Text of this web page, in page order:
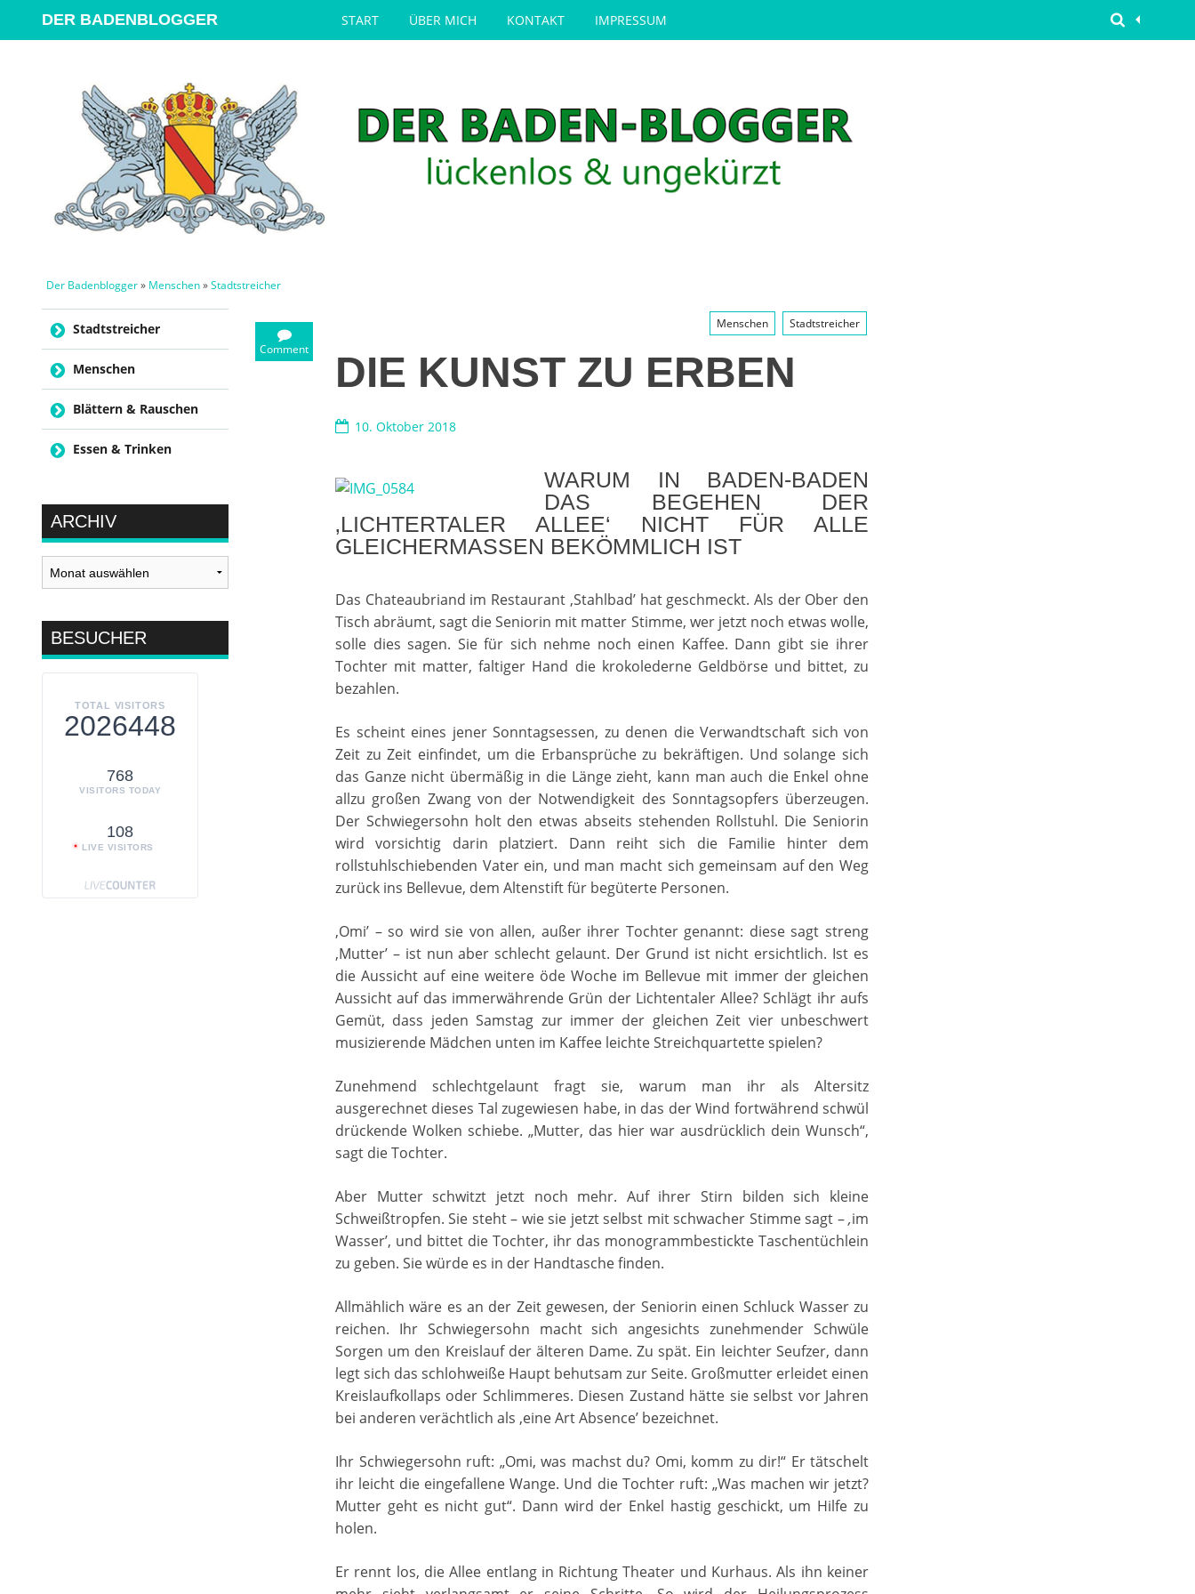
DER BADENBLOGGER START ÜBER MICH KONTAKT IMPRESSUM
Der Badenblogger» Menschen»Stadtstreicher
Comment
Menschen Stadtstreicher
DIE KUNST ZU ERBEN
10. Oktober 2018
WARUM IN BADEN-BADEN
DAS BEGEHEN DER
‚LICHTERTALER ALLEE‘ NICHT FÜR ALLE
GLEICHERMASSEN BEKÖMMLICH IST
Das Chateaubriand im Restaurant ‚Stahlbad’ hat geschmeckt. Als der Ober den
Tisch abräumt, sagt die Seniorin mit matter Stimme, wer jetzt noch etwas wolle,
solle dies sagen. Sie für sich nehme noch einen Kaffee. Dann gibt sie ihrer
Tochter mit matter, faltiger Hand die krokolederne Geldbörse und bittet, zu
bezahlen.
Es scheint eines jener Sonntagsessen, zu denen die Verwandtschaft sich von
Zeit zu Zeit einfindet, um die Erbansprüche zu bekräftigen. Und solange sich
das Ganze nicht übermäßig in die Länge zieht, kann man auch die Enkel ohne
allzu großen Zwang von der Notwendigkeit des Sonntagsopfers überzeugen.
Der Schwiegersohn holt den etwas abseits stehenden Rollstuhl. Die Seniorin
wird vorsichtig darin platziert. Dann reiht sich die Familie hinter dem
rollstuhlschiebenden Vater ein, und man macht sich gemeinsam auf den Weg
zurück ins Bellevue, dem Altenstift für begüterte Personen.
‚Omi’ – so wird sie von allen, außer ihrer Tochter genannt: diese sagt streng
‚Mutter’ – ist nun aber schlecht gelaunt. Der Grund ist nicht ersichtlich. Ist es
die Aussicht auf eine weitere öde Woche im Bellevue mit immer der gleichen
Aussicht auf das immerwährende Grün der Lichtentaler Allee? Schlägt ihr aufs
Gemüt, dass jeden Samstag zur immer der gleichen Zeit vier unbeschwert
musizierende Mädchen unten im Kaffee leichte Streichquartette spielen?
Zunehmend schlechtgelaunt fragt sie, warum man ihr als Altersitz
ausgerechnet dieses Tal zugewiesen habe, in das der Wind fortwährend schwül
drückende Wolken schiebe. „Mutter, das hier war ausdrücklich dein Wunsch“,
sagt die Tochter.
Aber Mutter schwitzt jetzt noch mehr. Auf ihrer Stirn bilden sich kleine
Schweißtropfen. Sie steht – wie sie jetzt selbst mit schwacher Stimme sagt –‚im
Wasser’, und bittet die Tochter, ihr das monogrammbestickte Taschentüchlein
zu geben. Sie würde es in der Handtasche finden.
Allmählich wäre es an der Zeit gewesen, der Seniorin einen Schluck Wasser zu
reichen. Ihr Schwiegersohn macht sich angesichts zunehmender Schwüle
Sorgen um den Kreislauf der älteren Dame. Zu spät. Ein leichter Seufzer, dann
legt sich das schlohweiße Haupt behutsam zur Seite. Großmutter erleidet einen
Kreislaufkollaps oder Schlimmeres. Diesen Zustand hätte sie selbst vor Jahren
bei anderen verächtlich als ‚eine Art Absence’ bezeichnet.
Ihr Schwiegersohn ruft: „Omi, was machst du? Omi, komm zu dir!“ Er tätschelt
ihr leicht die eingefallene Wange. Und die Tochter ruft: „Was machen wir jetzt?
Mutter geht es nicht gut“. Dann wird der Enkel hastig geschickt, um Hilfe zu
holen.
Er rennt los, die Allee entlang in Richtung Theater und Kurhaus. Als ihn keiner
Stadtstreicher
Menschen
Blättern & Rauschen
Essen & Trinken
ARCHIV
Archiv
BESUCHER
TOTAL VISITORS
2026448
768
VISITORS TODAY
108
LIVE VISITORS